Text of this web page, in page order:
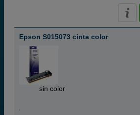
Epson S015073 cinta color
sin color